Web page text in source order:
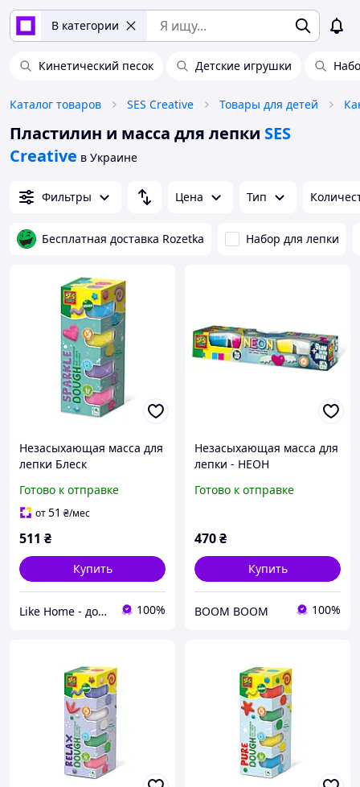
В категории
Кинетический песок Детские игрушки
Каталог товаров SES Creative Товары для детей
Пластилин и масса для лепки SES
Creative в Украине
Фильтры Цена Тип
Бесплатная доставка Rozetka Набор для лепки
Незасыхающая масса для
лепки Блеск
Готово к отправке
от51 ₴/мес
511 ₴
Купить
Like Home - домашний уют для всей семьи. Будьте как дома 🤗 100%
Незасыхающая масса для
лепки - НЕОН
Готово к отправке
470₴
Купить
BOOM BOOM 100%